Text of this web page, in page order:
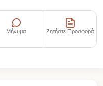
Μήνυμα Ζητήστε Προσφορά